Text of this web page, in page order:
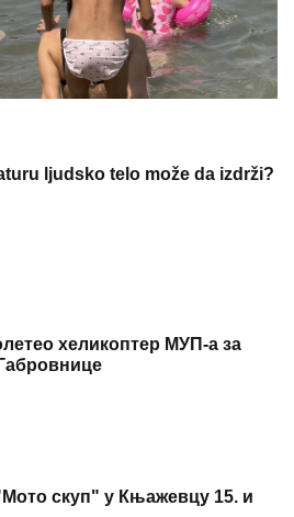
ljudsko telo može da izdrži?
хеликоптер МУП-а за
скуп" у Књажевцу 15. и